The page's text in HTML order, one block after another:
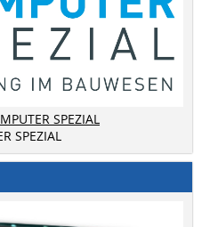
SPEZIAL
SPEZIAL